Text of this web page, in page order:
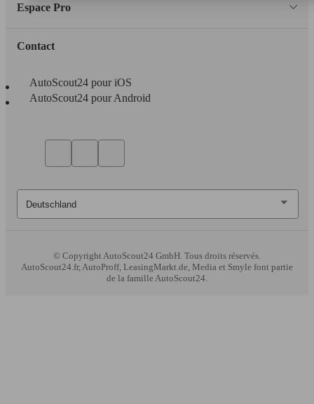
Espace Pro
Contact
AutoScout24 pour iOS
AutoScout24 pour Android
© CopyrightAutoScout24 GmbH. Tous droits réservés.
AutoScout24.fr, AutoProff, LeasingMarkt.de, Media et Smyle font partie
de la famille AutoScout24.